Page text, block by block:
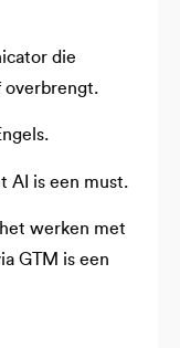
die
overbrengt.
AI is een must.
werken met
GTM is een